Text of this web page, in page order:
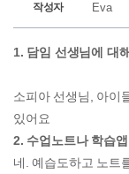
작성자 Eva
1. 담임 선생님에 대
소피아 선생님, 아이
있어요
2. 수업노트나 학습
네. 예습도하고 노트